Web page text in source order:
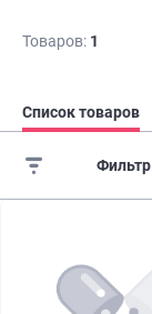
Товаров: 1
Список товаров
Фильтр